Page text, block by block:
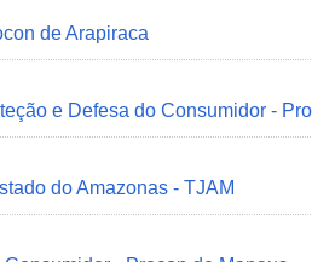
de Arapiraca
e Defesa do Consumidor -
do Amazonas - TJAM